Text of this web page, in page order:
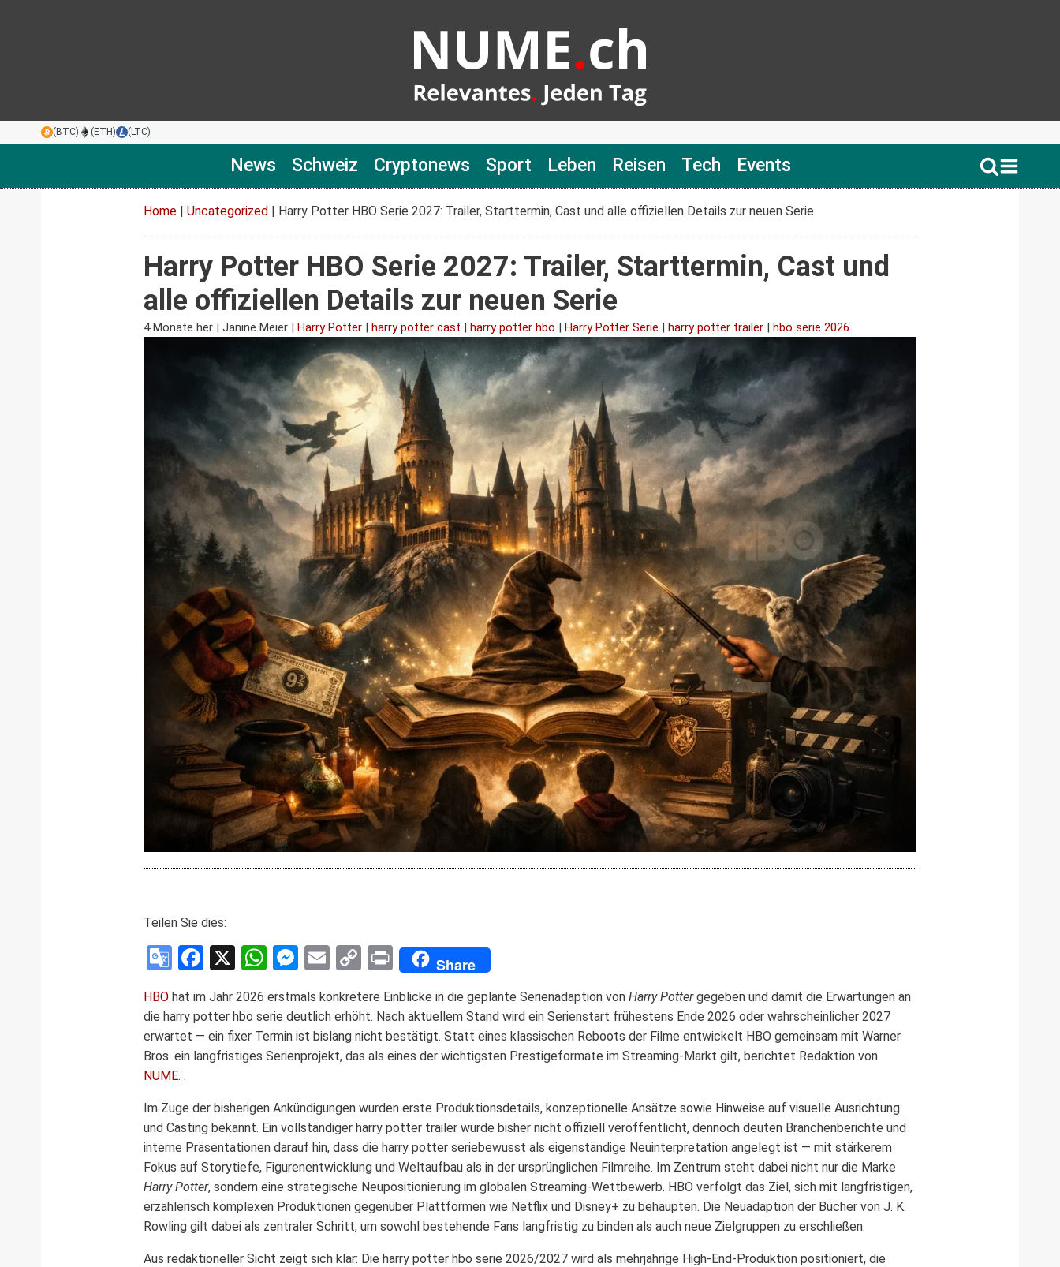
(BTC) (ETH) (LTC)
News Schweiz Cryptonews Sport Leben Reisen Tech Events
Home | Uncategorized | Harry Potter HBO Serie 2027: Trailer, Starttermin, Cast und alle offiziellen Details zur neuen Serie
Harry Potter HBO Serie 2027: Trailer, Starttermin, Cast und
alle offiziellen Details zur neuen Serie
4 Monate her | Janine Meier | Harry Potter | harry potter cast | harry potter hbo | Harry Potter Serie | harry potter trailer | hbo serie 2026
Teilen Sie dies:
Google
Facebook
X WhatsApp
Messenger
EmailCopy
Link
PrintShare
HBO hat im Jahr 2026 erstmals konkretere Einblicke in die geplante Serienadaption von Harry Pottergegeben und damit die Erwartungen an
die harry potter hbo serie deutlich erhöht. Nach aktuellem Stand wird ein Serienstart frühestens Ende 2026 oder wahrscheinlicher 2027
erwartet — ein fixer Termin ist bislang nicht bestätigt. Statt eines klassischen Reboots der Filme entwickelt HBO gemeinsam mit Warner
Bros. ein langfristiges Serienprojekt, das als eines der wichtigsten Prestigeformate im Streaming-Markt gilt, berichtet Redaktion von
NUME. .
Im Zuge der bisherigen Ankündigungen wurden erste Produktionsdetails, konzeptionelle Ansätze sowie Hinweise auf visuelle Ausrichtung
und Casting bekannt. Ein vollständiger harry potter trailer wurde bisher nicht offiziell veröffentlicht, dennoch deuten Branchenberichte und
interne Präsentationen darauf hin, dass die harry potter seriebewusst als eigenständige Neuinterpretation angelegt ist — mit stärkerem
Fokus auf Storytiefe, Figurenentwicklung und Weltaufbau als in der ursprünglichen Filmreihe. Im Zentrum steht dabei nicht nur die Marke
Harry Potter, sondern eine strategische Neupositionierung im globalen Streaming-Wettbewerb. HBO verfolgt das Ziel, sich mit langfristigen,
erzählerisch komplexen Produktionen gegenüber Plattformen wie Netflix und Disney+ zu behaupten. Die Neuadaption der Bücher von J. K.
Rowling gilt dabei als zentraler Schritt, um sowohl bestehende Fans langfristig zu binden als auch neue Zielgruppen zu erschließen.
Aus redaktioneller Sicht zeigt sich klar: Die harry potter hbo serie 2026/2027 wird als mehrjährige High-End-Produktion positioniert, die